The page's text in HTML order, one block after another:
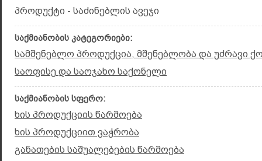
პროდუქტი - საძინებლის ავეჯი
საქმიანობის კატეგორიები:
სამშენებლო პროდუქცია, მშენებლობა და უძრავი
საოფისე და საოჯახო საქონელი
საქმიანობის სფერო:
ხის პროდუქციის წარმოება
ხის პროდუქციით ვაჭრობა
განათების საშუალებების წარმოება